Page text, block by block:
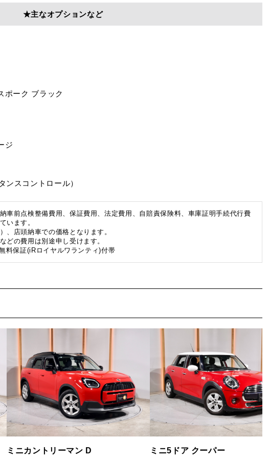
★主なオプションなど
ポーク ブラック
ジ
スコントロール）
車前点検整備費用、保証費用、法定費用、自賠責保険料、車庫証明手続代行費
います。
、店頭納車での価格となります。
どの費用は別途申し受けます。
料保証(iRロイヤルワランティ)付帯
ミニカントリーマン D ミニ5ドア クーパー